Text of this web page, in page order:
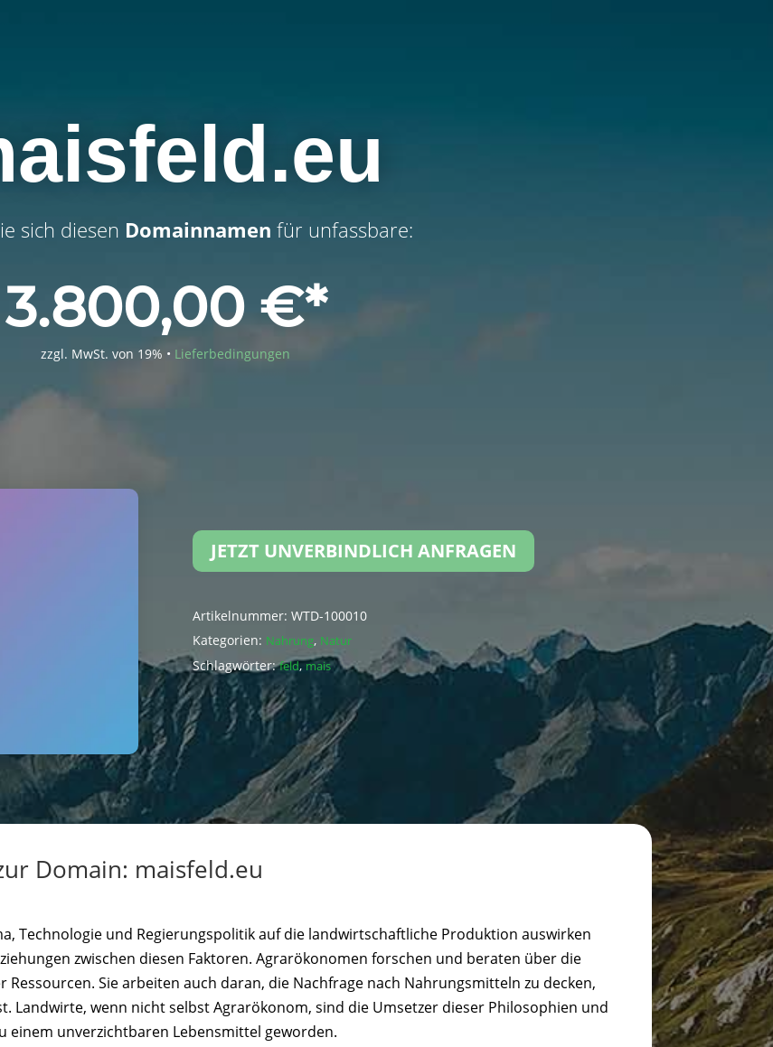
sich diesen Domainnamen für unfassbare:
3.800,00€
zzgl. MwSt. von 19% • Lieferbedingungen
JETZT UNVERBINDLICH ANFRAGEN
Artikelnummer: WTD-100010
Kategorien: Nahrung, Natur
Schlagwörter:feld,mais
Domain: maisfeld.eu
Technologie und Regierungspolitik auf die landwirtschaftliche Produktion auswirken
zwischen diesen Faktoren. Agrarökonomen forschen und beraten über die
Sie arbeiten auch daran, die Nachfrage nach Nahrungsmitteln zu decken,
Landwirte, wenn nicht selbst Agrarökonom, sind die Umsetzer dieser Philosophien und
einem unverzichtbaren Lebensmittel geworden.